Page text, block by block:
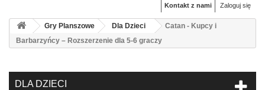
Zaloguj się
Kontakt z nami
Gry Planszowe Dla Dzieci
Catan - Kupcy i
Barbarzyńcy – Rozszerzenie dla 5-6 graczy
DLA DZIECI